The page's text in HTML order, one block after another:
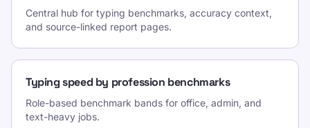
Central hub for typing benchmarks, accuracy context,
and source-linked report pages.
Typing speed by profession benchmarks
Role-based benchmark bands for office, admin, and
text-heavy jobs.